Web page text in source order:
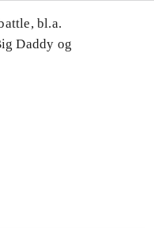
bl.a.
Daddy og